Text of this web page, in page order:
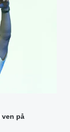
ven på